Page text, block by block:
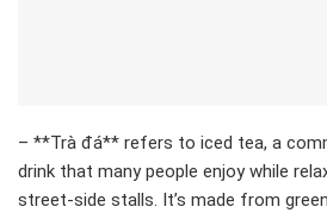
– **Trà đá** refers to iced tea, a
drink that many people enjoy while
street-side stalls. It’s made from